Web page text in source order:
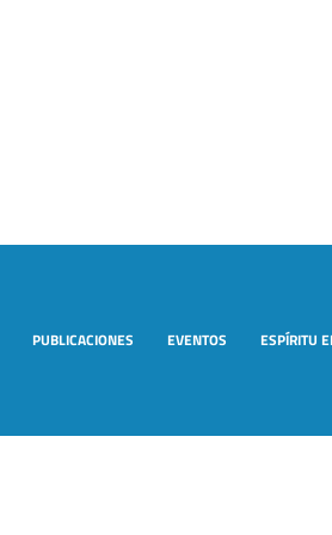
PUBLICACIONES EVENTOS ESPÍRITU